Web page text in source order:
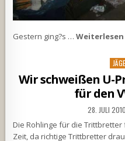
Gestern ging?s …Weiterlesen
in
Wir schweißen U-
für den
28. JULI 2010
Die Rohlinge für die
Zeit, da richtige Trittbretter